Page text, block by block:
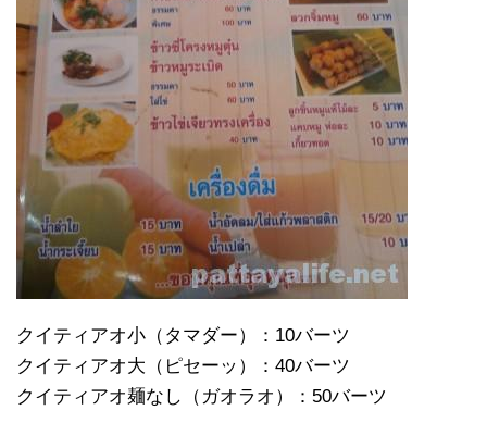
クイティアオ小（タマダー）：10バーツ
クイティアオ大（ピセーッ）：40バーツ
クイティアオ麺なし（ガオラオ）：50バーツ